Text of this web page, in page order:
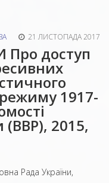
21 ЛИСТОПАДА 2017
Про доступ
1917-
(ВВР), 2015,
Рада України,